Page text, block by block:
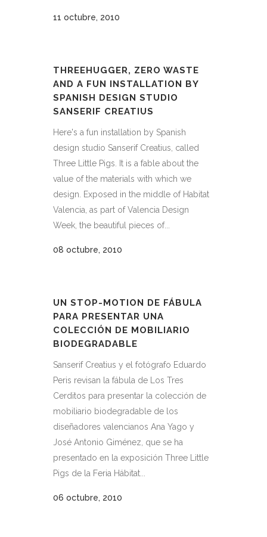
11 octubre, 2010
THREEHUGGER, ZERO WASTE
AND A FUN INSTALLATION BY
SPANISH DESIGN STUDIO
SANSERIF CREATIUS
Here's a fun installation by Spanish
design studio Sanserif Creatius, called
Three Little Pigs. It is a fable about the
value of the materials with which we
design. Exposed in the middle of Habitat
Valencia, as part of Valencia Design
Week, the beautiful pieces of...
08 octubre, 2010
UN STOP-MOTION DE FÁBULA
PARA PRESENTAR UNA
COLECCIÓN DE MOBILIARIO
BIODEGRADABLE
Sanserif Creatius y el fotógrafo Eduardo
Peris revisan la fábula de Los Tres
Cerditos para presentar la colección de
mobiliario biodegradable de los
diseñadores valencianos Ana Yago y
José Antonio Giménez, que se ha
presentado en la exposición Three Little
Pigs de la Feria Hábitat...
06 octubre, 2010